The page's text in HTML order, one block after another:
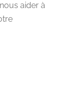
aider à